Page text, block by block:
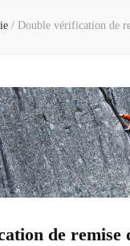
/ Double vérification de
de remise